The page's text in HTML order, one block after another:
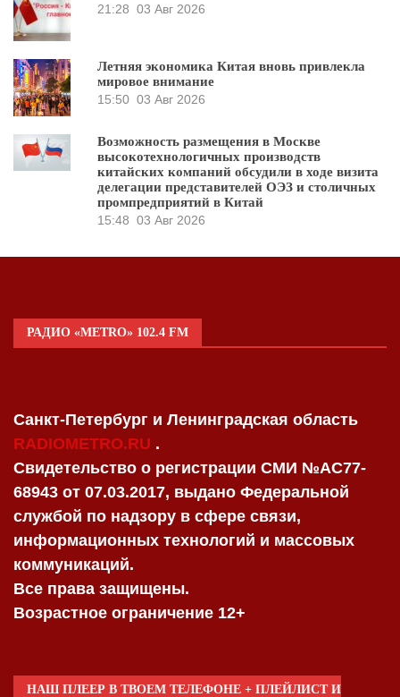
21:28 03 Авг 2026
Летняя экономика Китая вновь привлекла
мировое внимание
15:50 03 Авг 2026
Возможность размещения в Москве
высокотехнологичных производств
китайских компаний обсудили в ходе визита
делегации представителей ОЭЗ и столичных
промпредприятий в Китай
15:48 03 Авг 2026
РАДИО «METRO» 102.4 FM
Санкт-Петербург и Ленинградская область
RADIOMETRO.RU .
Свидетельство о регистрации СМИ №AC77-
68943 от 07.03.2017, выдано Федеральной
службой по надзору в сфере связи,
информационных технологий и массовых
коммуникаций.
Все права защищены.
Возрастное ограничение 12+
НАШ ПЛЕЕР В ТВОЕМ ТЕЛЕФОНЕ + ПЛЕЙЛИСТ И